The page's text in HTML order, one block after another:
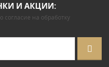
И АКЦИИ:
согласие на обработку